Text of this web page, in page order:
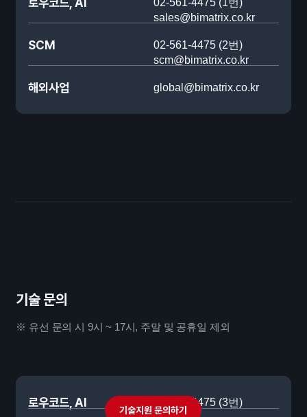
sales@bimatrix.co.kr
SCM
02-561-4475 (2번)
scm@bimatrix.co.kr
해외사업 global@bimatrix.co.kr
기술 문의
※ 유선 문의 시 9시 ~ 17시, 주말 및 공휴일 제외
로우코드, AI 02-561-4475 (3번)
기술지원 문의하기